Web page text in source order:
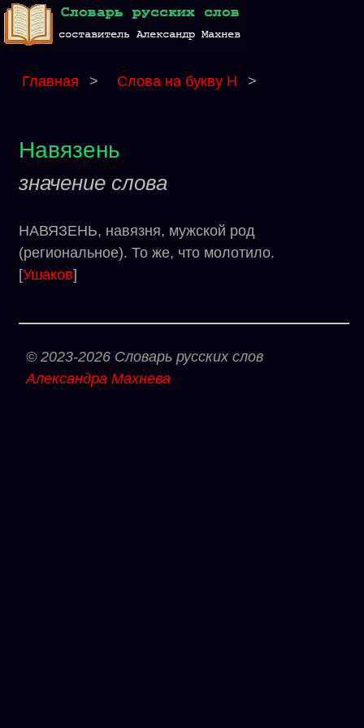
Главная > Слова на букву Н >
Навязень
значение слова
НАВЯЗЕНЬ, навязня, мужской род
(региональное). То же, что молотило.
[Ушаков]
© 2023-2026 Словарь русских слов
Александра Махнева